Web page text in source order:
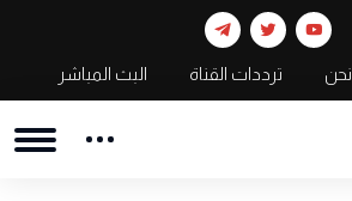
ترددات القناة البث المباشر